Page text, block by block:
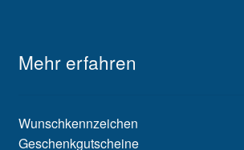
Mehr erfahren
Wunschkennzeichen
Geschenkgutscheine